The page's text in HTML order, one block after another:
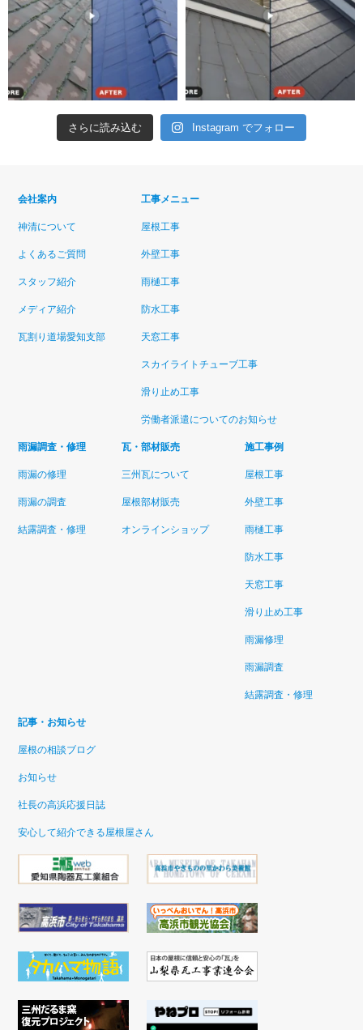
さらに読み込む Instagram でフォロー
会社案内
神清について
よくあるご質問
スタッフ紹介
メディア紹介
瓦割り道場愛知支部
工事メニュー
屋根工事
外壁工事
雨樋工事
防水工事
天窓工事
スカイライトチューブ工事
滑り止め工事
労働者派遣についてのお知らせ
雨漏調査・修理
雨漏の修理
雨漏の調査
結露調査・修理
瓦・部材販売
三州瓦について
屋根部材販売
オンラインショップ
施工事例
屋根工事
外壁工事
雨樋工事
防水工事
天窓工事
滑り止め工事
雨漏修理
雨漏調査
結露調査・修理
記事・お知らせ
屋根の相談ブログ
お知らせ
社長の高浜応援日誌
安心して紹介できる屋根屋さん